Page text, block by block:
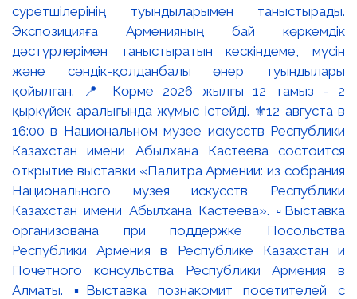
суретшілерінің туындыларымен таныстырады.
Экспозицияға Арменияның бай көркемдік
дәстүрлерімен таныстыратын кескіндеме, мүсін
және сәндік-қолданбалы өнер туындылары
қойылған. 📍 Көрме 2026 жылғы 12 тамыз - 2
қыркүйек аралығында жұмыс істейді. ⚜️12 августа в
16:00 в Национальном музее искусств Республики
Казахстан имени Абылхана Кастеева состоится
открытие выставки «Палитра Армении: из собрания
Национального музея искусств Республики
Казахстан имени Абылхана Кастеева». ▫️Выставка
организована при поддержке Посольства
Республики Армения в Республике Казахстан и
Почётного консульства Республики Армения в
Алматы. ▪️Выставка познакомит посетителей с